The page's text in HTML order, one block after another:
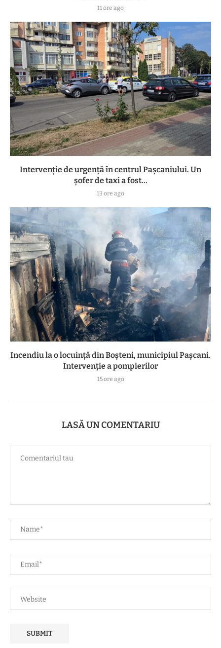
11 ore ago
Intervenție de urgență în centrul Pașcaniului. Un
șofer de taxi a fost...
13 ore ago
Incendiu la o locuință din Boșteni, municipiul Pașcani.
Intervenție a pompierilor
15 ore ago
LASĂ UN COMENTARIU